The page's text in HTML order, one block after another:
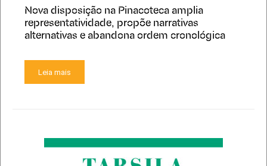
Nova disposição na Pinacoteca amplia
representatividade, propõe narrativas
alternativas e abandona ordem cronológica
Leia mais